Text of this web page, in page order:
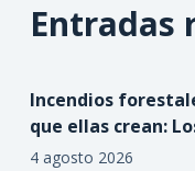
Entradas
Incendios
que ellas crean:
4 agosto 2026